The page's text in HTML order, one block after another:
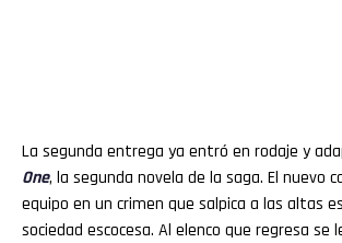
La segunda entrega ya entró en rodaje y
One, la segunda novela de la saga. El nuevo
equipo en un crimen que salpica a las altas
sociedad escocesa. Al elenco que regresa se